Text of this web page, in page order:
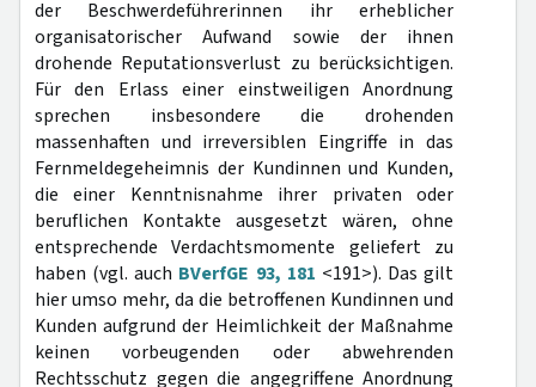
der Beschwerdeführerinnen ihr erheblicher
organisatorischer Aufwand sowie der ihnen
drohende Reputationsverlust zu berücksichtigen.
Für den Erlass einer einstweiligen Anordnung
sprechen insbesondere die drohenden
massenhaften und irreversiblen Eingriffe in das
Fernmeldegeheimnis der Kundinnen und Kunden,
die einer Kenntnisnahme ihrer privaten oder
beruflichen Kontakte ausgesetzt wären, ohne
entsprechende Verdachtsmomente geliefert zu
haben (vgl. auch BVerfGE 93, 181 <191>). Das gilt
hier umso mehr, da die betroffenen Kundinnen und
Kunden aufgrund der Heimlichkeit der Maßnahme
keinen vorbeugenden oder abwehrenden
Rechtsschutz gegen die angegriffene Anordnung